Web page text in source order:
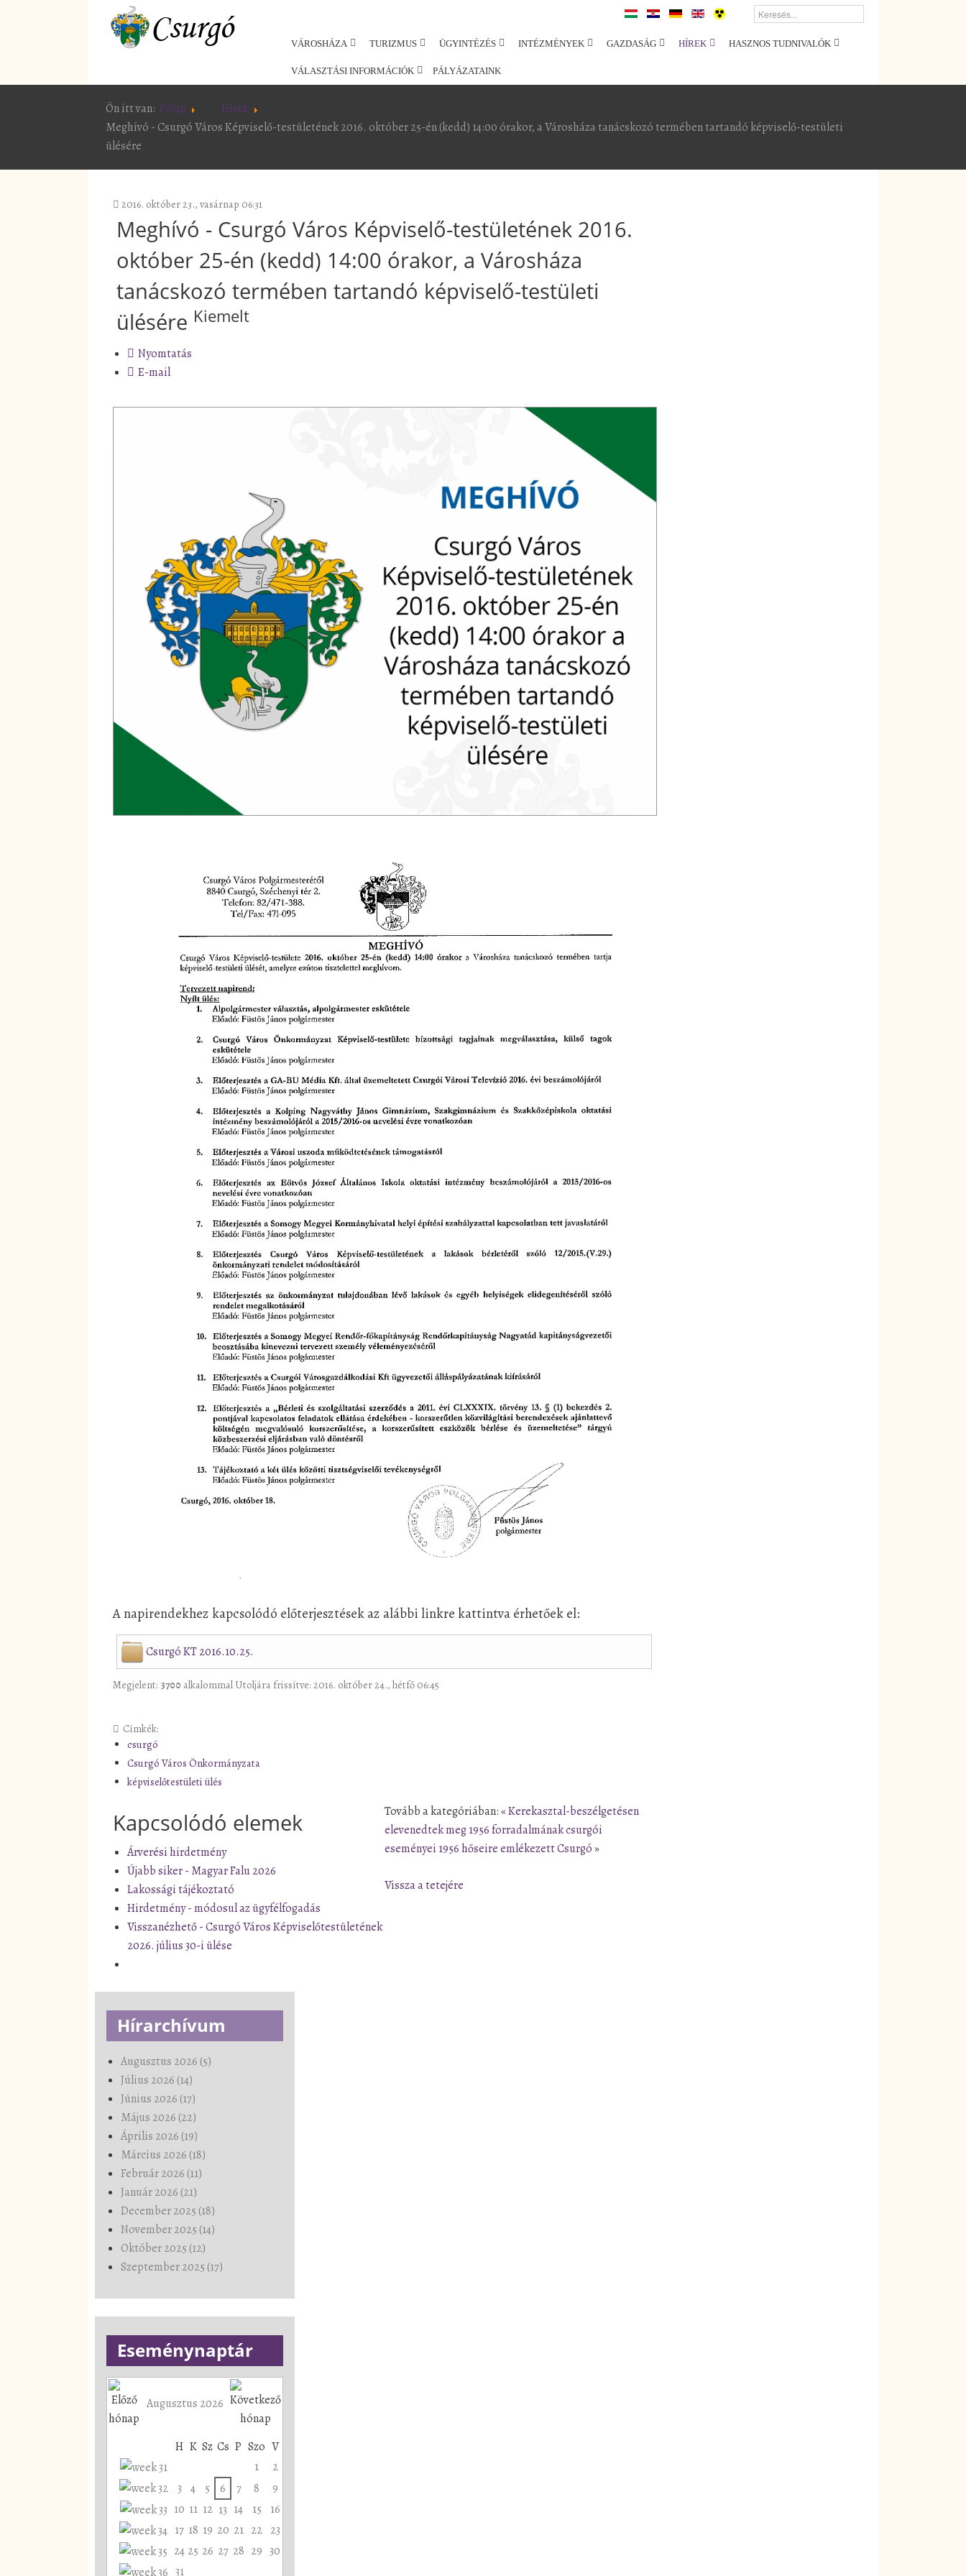
VÁROSHÁZA TURIZMUS ÜGYINTÉZÉS INTÉZMÉNYEK GAZDASÁG HÍREK HASZNOS TUDNIVALÓK
VÁLASZTÁSI INFORMÁCIÓK PÁLYÁZATAINK
Ön itt van: Főlap
Hírek
Meghívó - Csurgó Város Képviselő-testületének 2016. október 25-én (kedd) 14:00 órakor, a Városháza tanácskozó termében tartandó képviselő-testületi
ülésére
2016. október 23., vasárnap 06:31
Meghívó - Csurgó Város Képviselő-testületének 2016.
október 25-én (kedd) 14:00 órakor, a Városháza
tanácskozó termében tartandó képviselő-testületi
ülésére Kiemelt
Nyomtatás
E-mail
A napirendekhez kapcsolódó előterjesztések az alábbi linkre kattintva érhetőek el:
Csurgó KT 2016.10.25.
Megjelent: 3700 alkalommal Utoljára frissítve: 2016. október 24., hétfő 06:45
Címkék:
csurgó
Csurgó Város Önkormányzata
képviselőtestületi ülés
Kapcsolódó elemek
Árverési hirdetmény
Újabb siker - Magyar Falu 2026
Lakossági tájékoztató
Hirdetmény - módosul az ügyfélfogadás
Visszanézhető - Csurgó Város Képviselőtestületének
2026. július 30-i ülése
Tovább a kategóriában:« Kerekasztal-beszélgetésen
elevenedtek meg 1956 forradalmának csurgói
eseményei 1956 hőseire emlékezett Csurgó »
Vissza a tetejére
Hírarchívum
Augusztus 2026 (5)
Július 2026 (14)
Június 2026 (17)
Május 2026 (22)
Április 2026 (19)
Március 2026 (18)
Február 2026 (11)
Január 2026 (21)
December 2025 (18)
November 2025 (14)
Október 2025 (12)
Szeptember 2025 (17)
Eseménynaptár
Augusztus 2026
H K Sz Cs P Szo V
1
2
3 4 5 6 7 8
9
10 11 12 13 14 15
16
17 18 19 20 21 22 23
24 25 26 27 28 29 30
31